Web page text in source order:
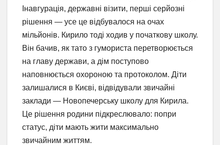
Інавгурація, державні візити, перші серйозні
рішення — усе це відбувалося на очах
мільйонів. Кирило тоді ходив у початкову школу.
Він бачив, як тато з гумориста перетворюється
на главу держави, а дім поступово
наповнюється охороною та протоколом. Діти
залишалися в Києві, відвідували звичайні
заклади — Новопечерську школу для Кирила.
Це рішення родини підкреслювало: попри
статус, діти мають жити максимально
звичайним життям.